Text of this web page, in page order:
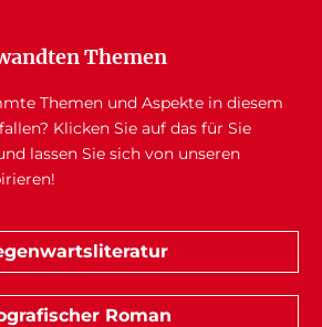
Themen
Themen und Aspekte in diesem
Klicken Sie auf das für Sie
lassen Sie sich von unseren
Roman